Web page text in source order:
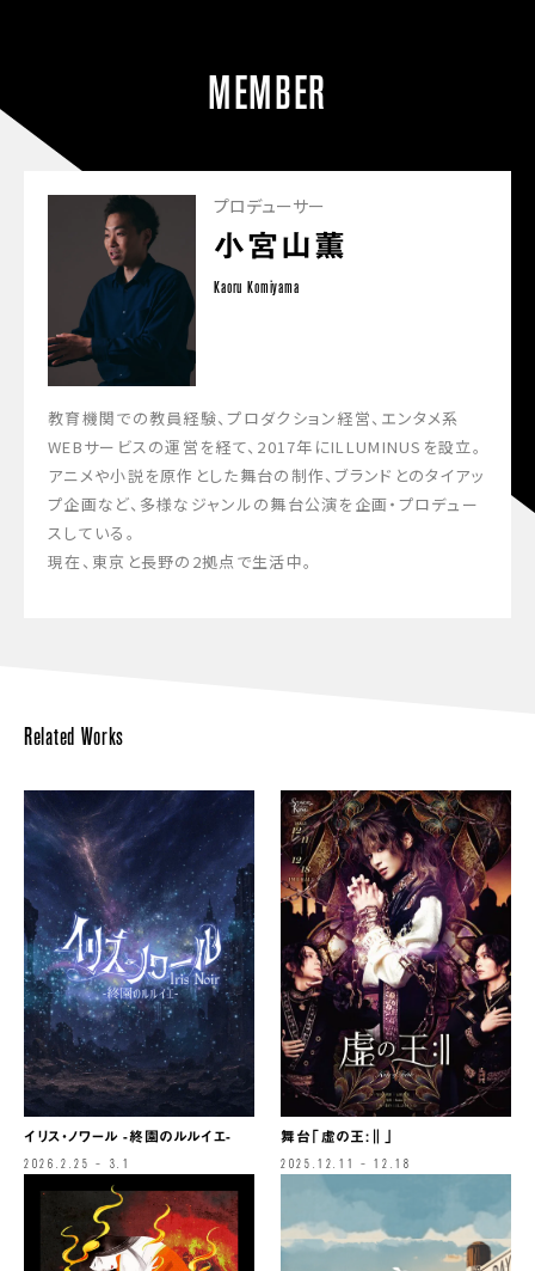
MEMBER
プロデューサー
小宮山薫
Kaoru Komiyama
教育機関での教員経験、プロダクション経営、エンタメ系
WEBサービスの運営を経て、2017年にILLUMINUSを設立。
アニメや小説を原作とした舞台の制作、ブランドとのタイアッ
プ企画など、多様なジャンルの舞台公演を企画・プロデュー
スしている。
現在、東京と長野の2拠点で生活中。
Related Works
イリス・ノワール -終園のルルイエ-
2026.2.25 – 3.1
舞台「虚の王:‖」
2025.12.11 – 12.18